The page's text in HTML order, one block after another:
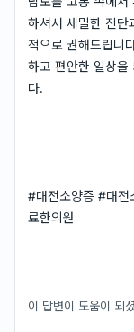
하셔서 세밀한 진단
적으로 권해드립니
하고 편안한 일상을
다.
#대전소양증 #대전
료한의원
이 답변이 도움이 되